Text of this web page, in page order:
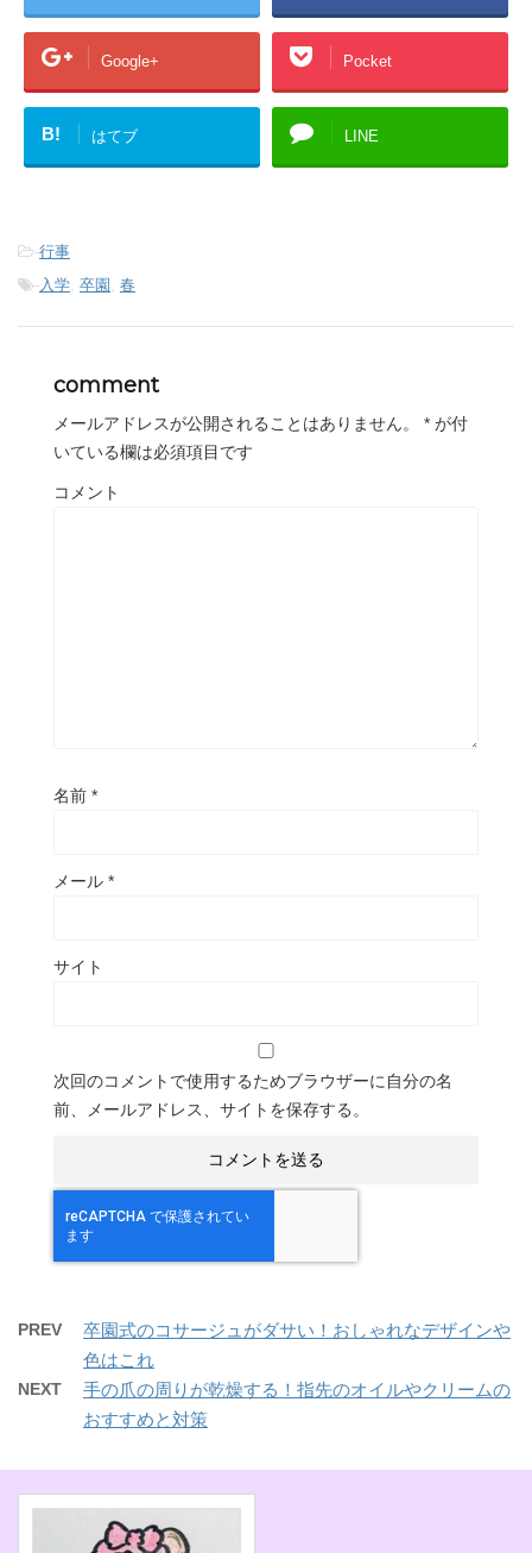
Google+ Pocket
B! はてブ LINE
-行事
-入学, 卒園 , 春
comment
メールアドレスが公開されることはありません。 * が付
いている欄は必須項目です
コメント
名前 *
メール *
サイト
次回のコメントで使用するためブラウザーに自分の名
前、メールアドレス、サイトを保存する。
PREV
卒園式のコサージュがダサい！おしゃれなデザインや
色はこれ
NEXT
手の爪の周りが乾燥する！指先のオイルやクリームの
おすすめと対策